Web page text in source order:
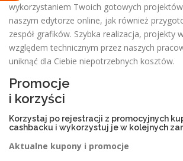
wykorzystaniem Twoich gotowych
naszym edytorze online, jak również
zespół grafików. Szybka realizacja, projekty
względem technicznym przez naszych
uniknąć dla Ciebie niepotrzebnych kosztów.
Promocje
i korzyści
Korzystaj po rejestracji z promocyjnych
cashbacku i wykorzystuj je w kolejnych
Aktualne kupony i promocje